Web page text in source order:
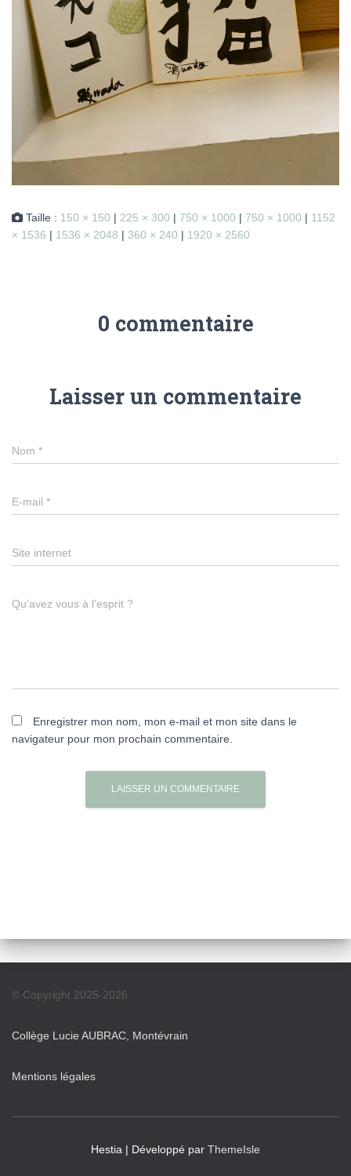
Taille : 150 × 150 | 225 × 300 | 750 × 1000 | 750 × 1000 | 1152
× 1536 | 1536 × 2048 | 360 × 240 | 1920 × 2560
0 commentaire
Laisser un commentaire
Nom *
E-mail *
Site internet
Qu’avez vous à l’esprit ?
Enregistrer mon nom, mon e-mail et mon site dans le
navigateur pour mon prochain commentaire.
© Copyright 2025-2026
Collège Lucie AUBRAC, Montévrain
Mentions légales
Hestia | Développé par ThemeIsle